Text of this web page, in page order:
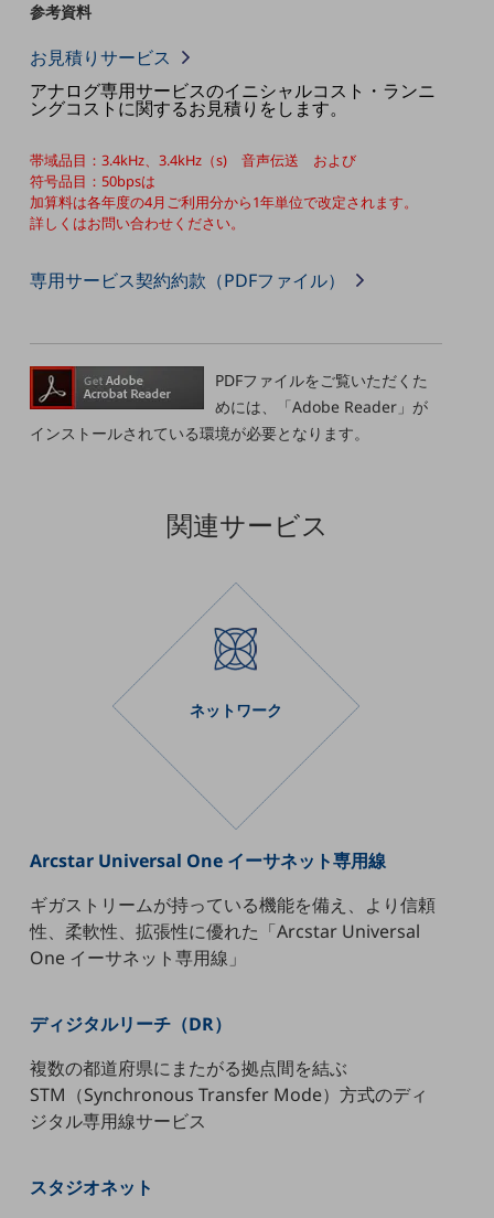
人材不足解消
業種・業態で探す
業種・業態で探すTOP
自治体
一次産業
医療・介護
観光
小売業
モバイルTOP
5G対応ホームルーター
IOT完了済みメーカーブランド製品
料金
料金TOP
ドコモBiz データ無制限 ドコモ MAX ドコモ mini ドコモBiz かけ放題
データプラス
IoT向け回線料金
モバイルサービス
参考資料
お見積りサービス
アナログ専用サービスのイニシャルコスト・ランニ
ングコストに関するお見積りをします。
帯域品目：3.4kHz、3.4kHz（s) 音声伝送 および
符号品目：50bpsは
加算料は各年度の4月ご利用分から1年単位で改定されます。
詳しくはお問い合わせください。
専用サービス契約約款（PDFファイル）
PDFファイルをご覧いただくた
めには、「Adobe Reader」が
インストールされている環境が必要となります。
関連サービス
ネットワーク
Arcstar Universal One イーサネット専用線
ギガストリームが持っている機能を備え、より信頼
性、柔軟性、拡張性に優れた「Arcstar Universal
One イーサネット専用線」
ディジタルリーチ（DR）
複数の都道府県にまたがる拠点間を結ぶ
STM（Synchronous Transfer Mode）方式のディ
ジタル専用線サービス
スタジオネット